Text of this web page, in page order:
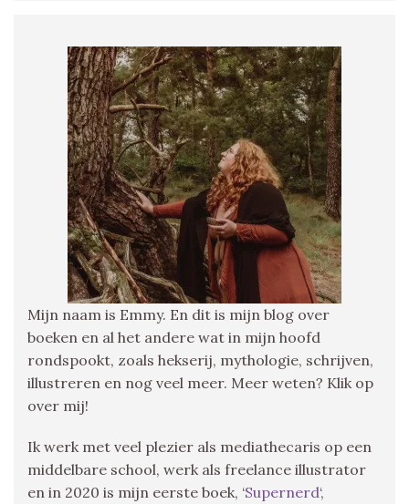
Mijn naam is Emmy. En dit is mijn blog over
boeken en al het andere wat in mijn hoofd
rondspookt, zoals hekserij, mythologie, schrijven,
illustreren en nog veel meer. Meer weten? Klik op
over mij!
Ik werk met veel plezier als mediathecaris op een
middelbare school, werk als freelance illustrator
en in 2020 is mijn eerste boek, ‘Supernerd‘,